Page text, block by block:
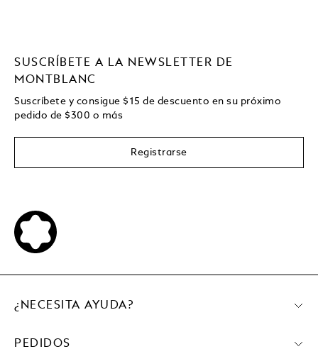
SUSCRÍBETE A LA NEWSLETTER DE
MONTBLANC
Suscríbete y consigue $15 de descuento en su próximo
pedido de $300 o más
Registrarse
¿NECESITA AYUDA?
PEDIDOS